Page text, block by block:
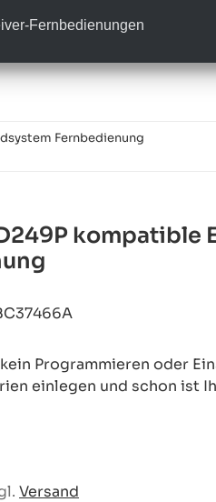
Fernbedienungen
Fernbedienung
kompatible
Programmieren oder
einlegen und schon ist
Versand